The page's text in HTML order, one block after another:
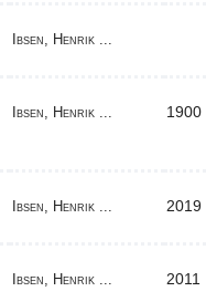
Ibsen, Henrik ...
Ibsen, Henrik ... 1900
Ibsen, Henrik ... 2019
Ibsen, Henrik ... 2011